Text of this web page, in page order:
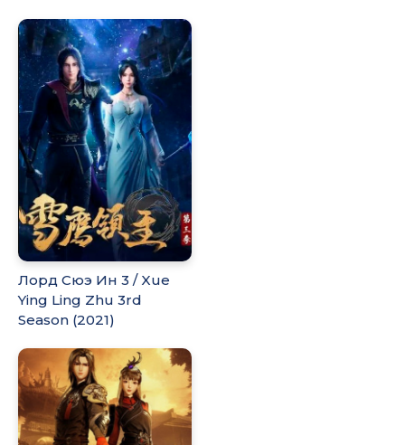
Лорд Сюэ Ин 3 / Xue
Ying Ling Zhu 3rd
Season (2021)